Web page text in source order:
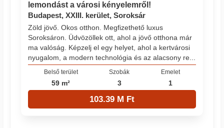
lemondást a városi kényelemről!
Budapest, XXIII. kerület, Soroksár
Zöld jövő. Okos otthon. Megfizethető luxus
Soroksáron. Üdvözöllek ott, ahol a jövő otthona már
ma valóság. Képzelj el egy helyet, ahol a kertvárosi
nyugalom, a modern technológia és az alacsony re...
Belső terület
59 m²
Szobák
3
Emelet
1
103.39 M Ft